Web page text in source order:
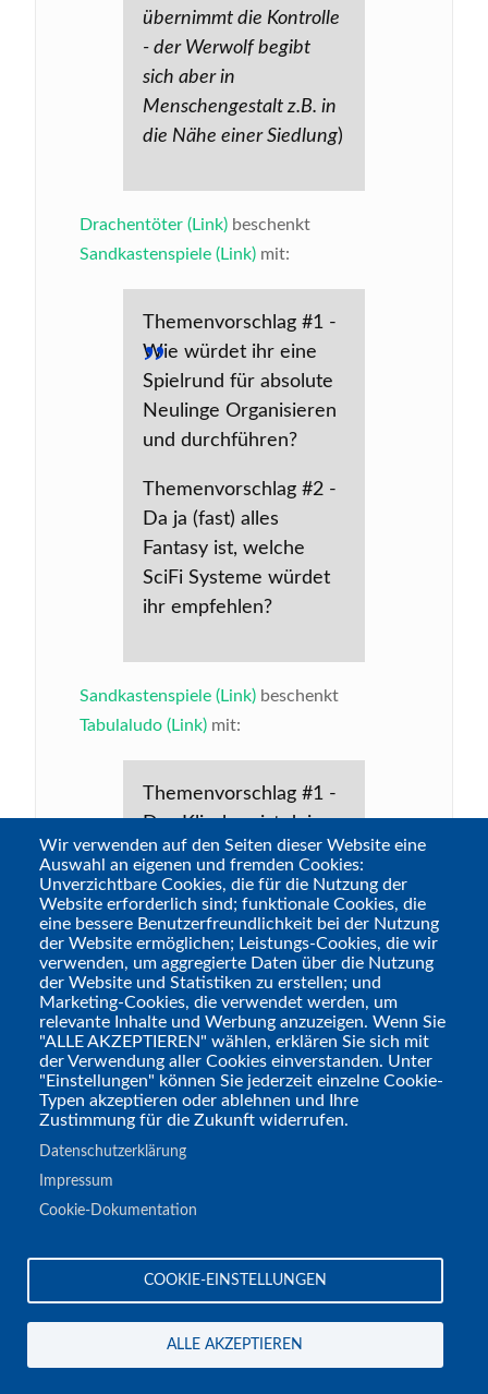
übernimmt die Kontrolle
- der Werwolf begibt
sich aber in
Menschengestalt z.B. in
die Nähe einer Siedlung)
Drachentöter (Link) beschenkt
Sandkastenspiele (Link) mit:
Themenvorschlag #1 -
Wie würdet ihr eine
Spielrund für absolute
Neulinge Organisieren
und durchführen?
Themenvorschlag #2 -
Da ja (fast) alles
Fantasy ist, welche
SciFi Systeme würdet
ihr empfehlen?
Sandkastenspiele (Link) beschenkt
Tabulaludo (Link) mit:
Themenvorschlag #1 -
Das Klischee ist dein
Freund!
Themenvorschlag #2 -
Warum sollte ich mich
für nur ein Lieblings-
Etwas (Setting, Spiel,
Genre oder was auch
immer) entscheiden?
Brettspiel-Rollenspiel-
schlecht? Beispiel
Gloomhaven: Regelflut
Wir verwenden auf den Seiten dieser Website eine
Auswahl an eigenen und fremden Cookies:
Unverzichtbare Cookies, die für die Nutzung der
Website erforderlich sind; funktionale Cookies, die
eine bessere Benutzerfreundlichkeit bei der Nutzung
der Website ermöglichen; Leistungs-Cookies, die wir
verwenden, um aggregierte Daten über die Nutzung
der Website und Statistiken zu erstellen; und
Marketing-Cookies, die verwendet werden, um
relevante Inhalte und Werbung anzuzeigen. Wenn Sie
"ALLE AKZEPTIEREN" wählen, erklären Sie sich mit
der Verwendung aller Cookies einverstanden. Unter
"Einstellungen" können Sie jederzeit einzelne Cookie-
Typen akzeptieren oder ablehnen und Ihre
Zustimmung für die Zukunft widerrufen.
Datenschutzerklärung
Impressum
Cookie-Dokumentation
COOKIE-EINSTELLUNGEN
ALLE AKZEPTIEREN